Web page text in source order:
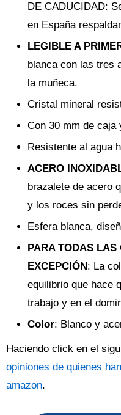
DE CADUCIDAD:
en España
LEGIBLE A
blanca con las tres
la muñeca.
Cristal mineral
Con 30 mm de caja
Resistente al agua
ACERO
brazalete de acero
y los roces sin
Esfera blanca,
PARA TODAS LAS
EXCEPCIÓN: La
equilibrio que hace
trabajo y en el
Color: Blanco y
Haciendo click en el
opiniones de quienes
amazon.